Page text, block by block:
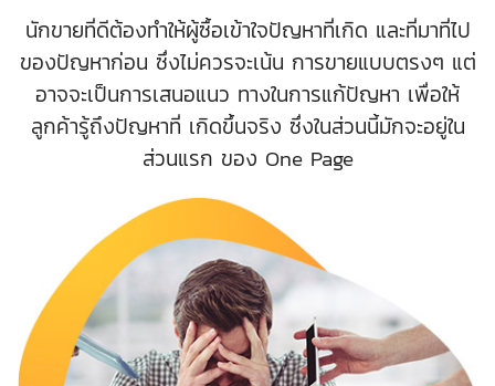
นักขายที่ดีต้องทำให้ผู้ซื้อเข้าใจปัญหาที่เกิด และที่มาที่ไป
ของปัญหาก่อน ซึ่งไม่ควรจะเน้น การขายแบบตรงๆ แต่
อาจจะเป็นการเสนอแนว ทางในการแก้ปัญหา เพื่อให้
ลูกค้ารู้ถึงปัญหาที่ เกิดขึ้นจริง ซึ่งในส่วนนี้มักจะอยู่ใน
ส่วนแรก ของ One Page